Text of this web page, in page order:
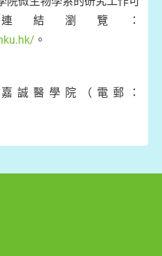
結瀏覽：
。
誠醫學院（電郵：